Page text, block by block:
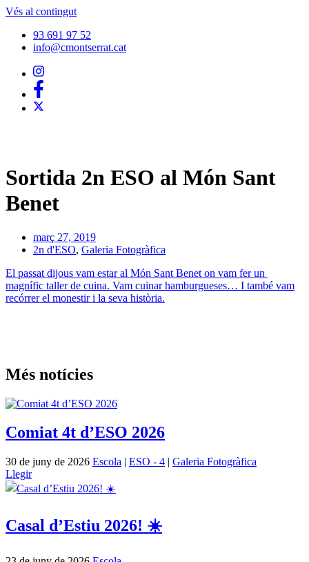
Vés al contingut
93 691 97 52
info@cmontserrat.cat
Sortida 2n ESO al Món Sant
Benet
març 27, 2019
2n d'ESO, Galeria Fotogràfica
El passat dijous vam estar al Món Sant Benet on vam fer un
magnífic taller de cuina. Vam cuinar hamburgueses… I també vam
recórrer el monestir i la seva història.
Més notícies
Comiat 4t d’ESO 2026
30 de juny de 2026 Escola | ESO - 4 | Galeria Fotogràfica
Llegir
Casal d’Estiu 2026! ☀️